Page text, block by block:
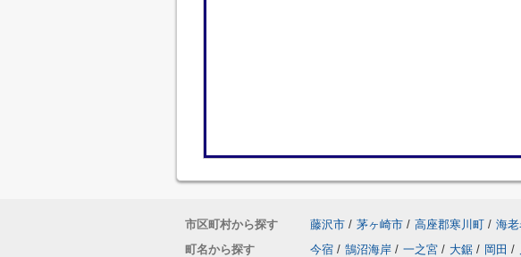
市区町村から探す 藤沢市 / 茅ヶ崎市 / 高座郡寒川町 / 海
町名から探す
今宿 / 鵠沼海岸 / 一之宮 / 大鋸 / 岡田 /